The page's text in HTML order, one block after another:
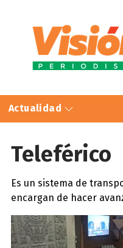
Actualidad
Teleférico
Es un sistema de
encargan de hacer